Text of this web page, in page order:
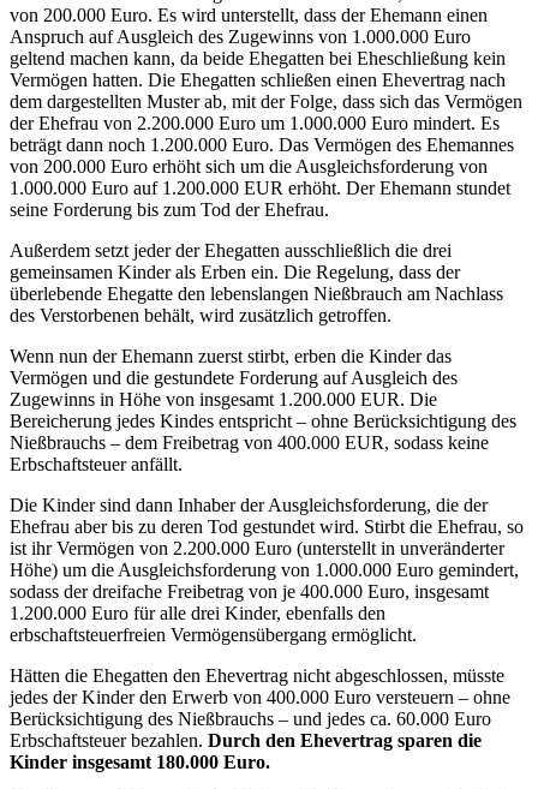
von 200.000 Euro. Es wird unterstellt, dass der Ehemann einen
Anspruch auf Ausgleich des Zugewinns von 1.000.000 Euro
geltend machen kann, da beide Ehegatten bei Eheschließung kein
Vermögen hatten. Die Ehegatten schließen einen Ehevertrag nach
dem dargestellten Muster ab, mit der Folge, dass sich das Vermögen
der Ehefrau von 2.200.000 Euro um 1.000.000 Euro mindert. Es
beträgt dann noch 1.200.000 Euro. Das Vermögen des Ehemannes
von 200.000 Euro erhöht sich um die Ausgleichsforderung von
1.000.000 Euro auf 1.200.000 EUR erhöht. Der Ehemann stundet
seine Forderung bis zum Tod der Ehefrau.
Außerdem setzt jeder der Ehegatten ausschließlich die drei
gemeinsamen Kinder als Erben ein. Die Regelung, dass der
überlebende Ehegatte den lebenslangen Nießbrauch am Nachlass
des Verstorbenen behält, wird zusätzlich getroffen.
Wenn nun der Ehemann zuerst stirbt, erben die Kinder das
Vermögen und die gestundete Forderung auf Ausgleich des
Zugewinns in Höhe von insgesamt 1.200.000 EUR. Die
Bereicherung jedes Kindes entspricht – ohne Berücksichtigung des
Nießbrauchs – dem Freibetrag von 400.000 EUR, sodass keine
Erbschaftsteuer anfällt.
Die Kinder sind dann Inhaber der Ausgleichsforderung, die der
Ehefrau aber bis zu deren Tod gestundet wird. Stirbt die Ehefrau, so
ist ihr Vermögen von 2.200.000 Euro (unterstellt in unveränderter
Höhe) um die Ausgleichsforderung von 1.000.000 Euro gemindert,
sodass der dreifache Freibetrag von je 400.000 Euro, insgesamt
1.200.000 Euro für alle drei Kinder, ebenfalls den
erbschaftsteuerfreien Vermögensübergang ermöglicht.
Hätten die Ehegatten den Ehevertrag nicht abgeschlossen, müsste
jedes der Kinder den Erwerb von 400.000 Euro versteuern – ohne
Berücksichtigung des Nießbrauchs – und jedes ca. 60.000 Euro
Erbschaftsteuer bezahlen. Durch den Ehevertrag sparen die
Kinder insgesamt 180.000 Euro.